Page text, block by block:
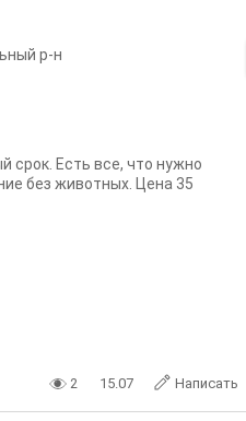
р-н
срок. Есть все, что нужно
без животных. Цена 35
2 15.07 Написать